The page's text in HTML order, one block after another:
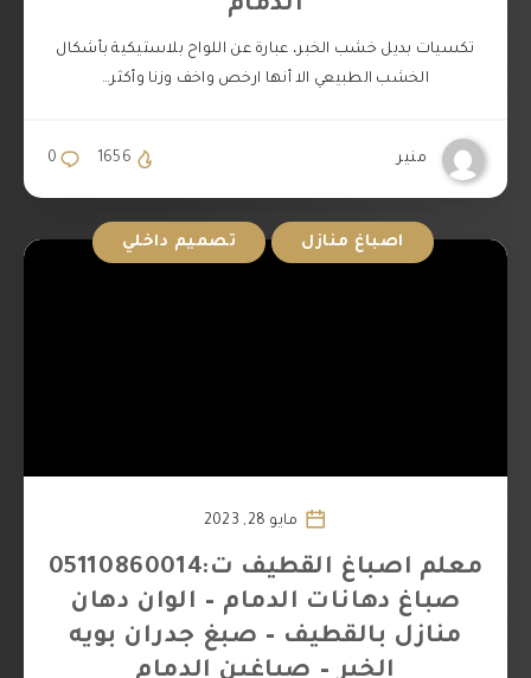
الدمام
تكسيات بديل خشب الخبر، عبارة عن اللواح بلاستيكية بأشكال
الخشب الطبيعي الا أنها ارخص واخف وزنا وأكثر…
منير 0 1656
اصباغ منازل تصميم داخلي
مايو 28, 2023
معلم اصباغ القطيف ت:05110860014
صباغ دهانات الدمام – الوان دهان
منازل بالقطيف – صبغ جدران بويه
الخبر – صباغين الدمام